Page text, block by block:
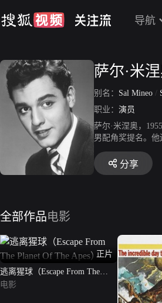
导航
萨尔·米
别名： Sal Mineo /
职业： 演员
萨尔·米涅奥，
男配角奖提名。
960年，他凭借
分享
全部作品电影
正片
逃离猩球（Escape From The
Planet Of The Apes）
电影